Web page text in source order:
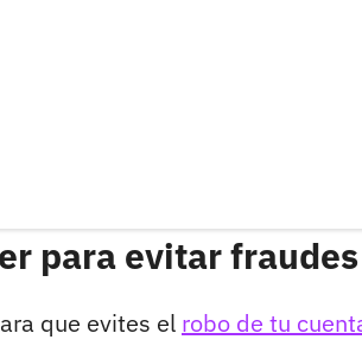
para evitar
que evites el robo de tu